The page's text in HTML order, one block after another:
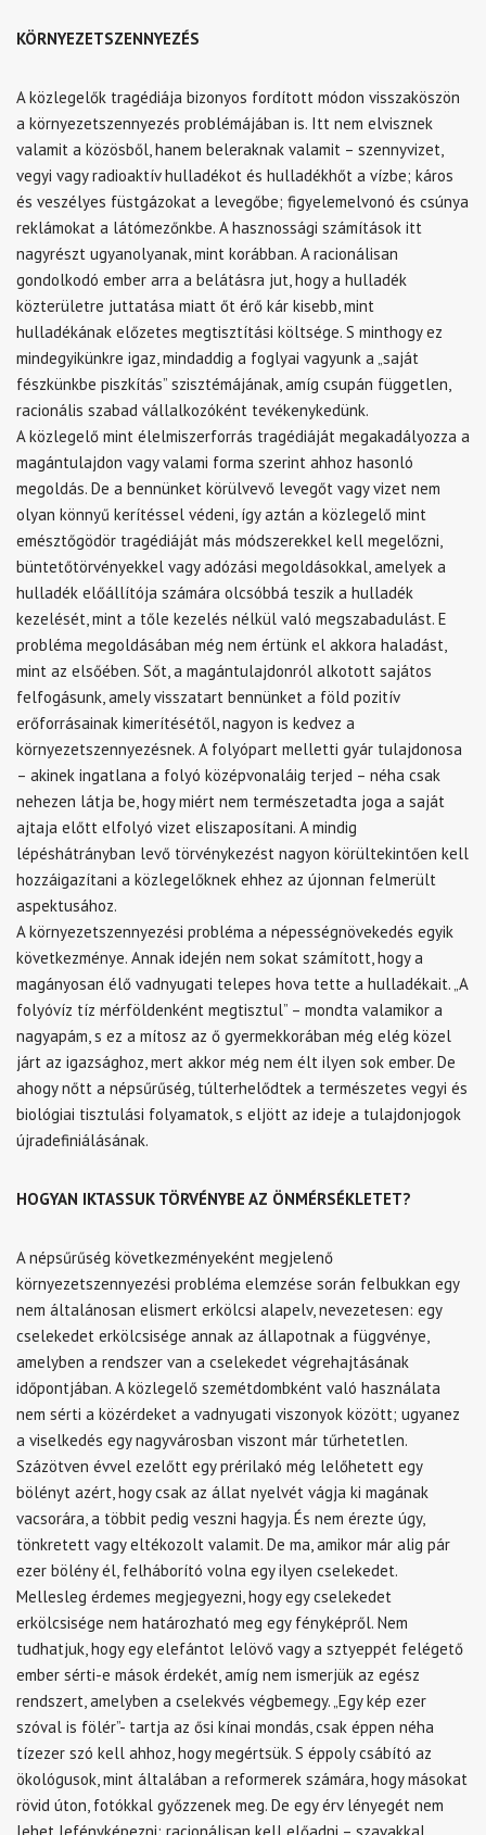
KÖRNYEZETSZENNYEZÉS
A közlegelők tragédiája bizonyos fordított módon visszaköszön
a környezetszennyezés problémájában is. Itt nem elvisznek
valamit a közösből, hanem beleraknak valamit – szennyvizet,
vegyi vagy radioaktív hulladékot és hulladékhőt a vízbe; káros
és veszélyes füstgázokat a levegőbe; figyelemelvonó és csúnya
reklámokat a látómezőnkbe. A hasznossági számítások itt
nagyrészt ugyanolyanak, mint korábban. A racionálisan
gondolkodó ember arra a belátásra jut, hogy a hulladék
közterületre juttatása miatt őt érő kár kisebb, mint
hulladékának előzetes megtisztítási költsége. S minthogy ez
mindegyikünkre igaz, mindaddig a foglyai vagyunk a „saját
fészkünkbe piszkítás” szisztémájának, amíg csupán független,
racionális szabad vállalkozóként tevékenykedünk.
A közlegelő mint élelmiszerforrás tragédiáját megakadályozza a
magántulajdon vagy valami forma szerint ahhoz hasonló
megoldás. De a bennünket körülvevő levegőt vagy vizet nem
olyan könnyű kerítéssel védeni, így aztán a közlegelő mint
emésztőgödör tragédiáját más módszerekkel kell megelőzni,
büntetőtörvényekkel vagy adózási megoldásokkal, amelyek a
hulladék előállítója számára olcsóbbá teszik a hulladék
kezelését, mint a tőle kezelés nélkül való megszabadulást. E
probléma megoldásában még nem értünk el akkora haladást,
mint az elsőében. Sőt, a magántulajdonról alkotott sajátos
felfogásunk, amely visszatart bennünket a föld pozitív
erőforrásainak kimerítésétől, nagyon is kedvez a
környezetszennyezésnek. A folyópart melletti gyár tulajdonosa
– akinek ingatlana a folyó középvonaláig terjed – néha csak
nehezen látja be, hogy miért nem természetadta joga a saját
ajtaja előtt elfolyó vizet eliszaposítani. A mindig
lépéshátrányban levő törvénykezést nagyon körültekintően kell
hozzáigazítani a közlegelőknek ehhez az újonnan felmerült
aspektusához.
A környezetszennyezési probléma a népességnövekedés egyik
következménye. Annak idején nem sokat számított, hogy a
magányosan élő vadnyugati telepes hova tette a hulladékait. „A
folyóvíz tíz mérföldenként megtisztul” – mondta valamikor a
nagyapám, s ez a mítosz az ő gyermekkorában még elég közel
járt az igazsághoz, mert akkor még nem élt ilyen sok ember. De
ahogy nőtt a népsűrűség, túlterhelődtek a természetes vegyi és
biológiai tisztulási folyamatok, s eljött az ideje a tulajdonjogok
újradefiniálásának.
HOGYAN IKTASSUK TÖRVÉNYBE AZ ÖNMÉRSÉKLETET?
A népsűrűség következményeként megjelenő
környezetszennyezési probléma elemzése során felbukkan egy
nem általánosan elismert erkölcsi alapelv, nevezetesen: egy
cselekedet erkölcsisége annak az állapotnak a függvénye,
amelyben a rendszer van a cselekedet végrehajtásának
időpontjában. A közlegelő szemétdombként való használata
nem sérti a közérdeket a vadnyugati viszonyok között; ugyanez
a viselkedés egy nagyvárosban viszont már tűrhetetlen.
Százötven évvel ezelőtt egy prérilakó még lelőhetett egy
bölényt azért, hogy csak az állat nyelvét vágja ki magának
vacsorára, a többit pedig veszni hagyja. És nem érezte úgy,
tönkretett vagy eltékozolt valamit. De ma, amikor már alig pár
ezer bölény él, felháborító volna egy ilyen cselekedet.
Mellesleg érdemes megjegyezni, hogy egy cselekedet
erkölcsisége nem határozható meg egy fényképről. Nem
tudhatjuk, hogy egy elefántot lelövő vagy a sztyeppét felégető
ember sérti-e mások érdekét, amíg nem ismerjük az egész
rendszert, amelyben a cselekvés végbemegy. „Egy kép ezer
szóval is fölér”- tartja az ősi kínai mondás, csak éppen néha
tízezer szó kell ahhoz, hogy megértsük. S éppoly csábító az
ökológusok, mint általában a reformerek számára, hogy másokat
rövid úton, fotókkal győzzenek meg. De egy érv lényegét nem